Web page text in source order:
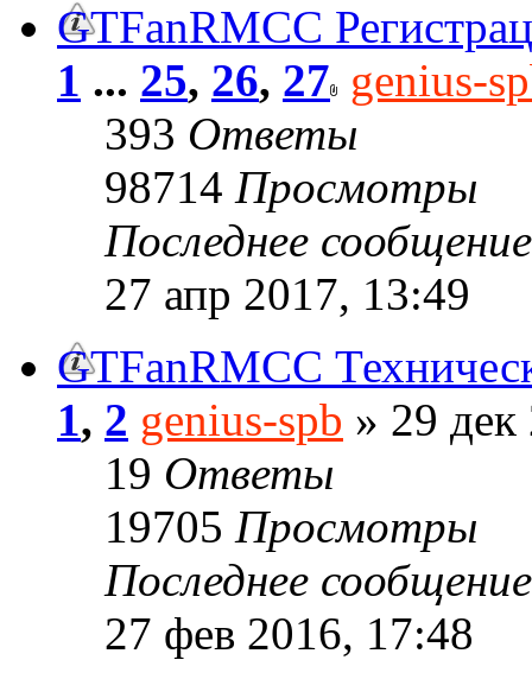
GTFanRMCC
1 ... 25, 26, 27 genius-
393 Ответы
98714 Просмотры
Последнее
27 апр 2017, 13:49
GTFanRMCC
1, 2 genius-spb » 29
19 Ответы
19705 Просмотры
Последнее
27 фев 2016, 17:48